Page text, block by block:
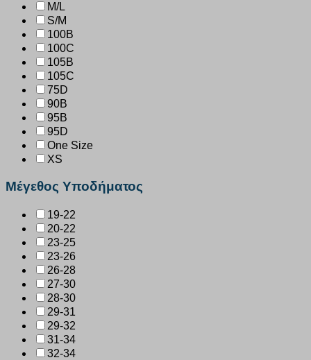
M/L
S/M
100B
100C
105B
105C
75D
90B
95B
95D
One Size
XS
Μέγεθος Υποδήματος
19-22
20-22
23-25
23-26
26-28
27-30
28-30
29-31
29-32
31-34
32-34